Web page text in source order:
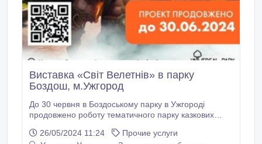
Виставка «Світ Велетнів» в парку
Боздош, м.Ужгород
До 30 червня в Боздоському парку в Ужгороді
продовжено роботу тематичного парку казкових
Головні герої парку - добрі та злі велетні з легенди
26/05/2024 11:24
Прочие услуги